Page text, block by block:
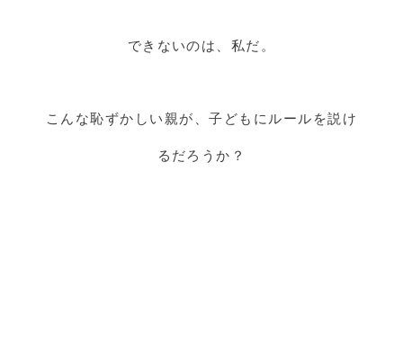
できないのは、私だ。
こんな恥ずかしい親が、子どもにルールを説け
るだろうか？